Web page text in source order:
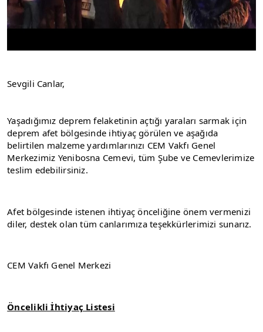
Sevgili Canlar,
Yaşadığımız deprem felaketinin açtığı yaraları sarmak için
deprem afet bölgesinde ihtiyaç görülen ve aşağıda
belirtilen malzeme yardımlarınızı CEM Vakfı Genel
Merkezimiz Yenibosna Cemevi, tüm Şube ve Cemevlerimize
teslim edebilirsiniz.
Afet bölgesinde istenen ihtiyaç önceliğine önem vermenizi
diler, destek olan tüm canlarımıza teşekkürlerimizi sunarız.
CEM Vakfı Genel Merkezi
Öncelikli İhtiyaç Listesi